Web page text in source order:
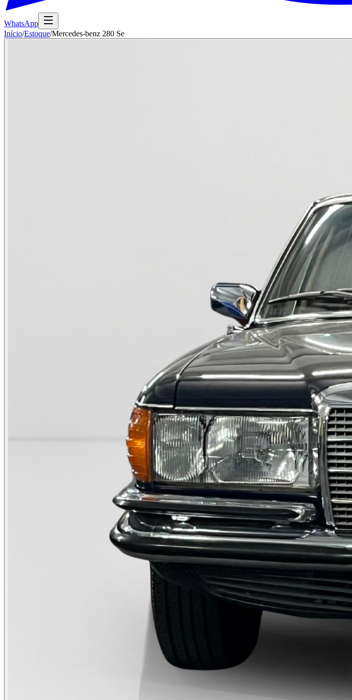
WhatsApp
Início/Estoque/Mercedes-benz 280 Se